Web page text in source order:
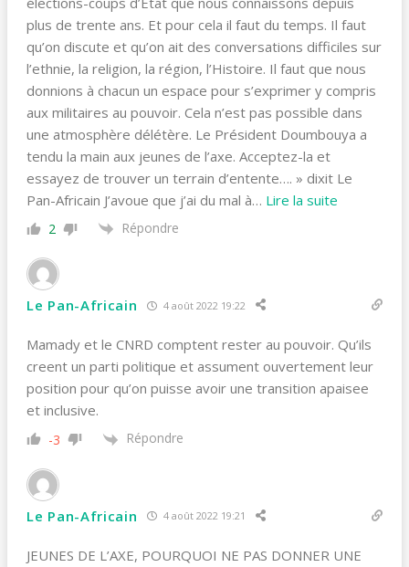
plus de trente ans. Et pour cela il faut du temps. Il faut
qu’on discute et qu’on ait des conversations difficiles sur
l’ethnie, la religion, la région, l’Histoire. Il faut que nous
donnions à chacun un espace pour s’exprimer y compris
aux militaires au pouvoir. Cela n’est pas possible dans
une atmosphère délétère. Le Président Doumbouya a
tendu la main aux jeunes de l’axe. Acceptez-la et
essayez de trouver un terrain d’entente…. » dixit Le
Pan-Africain J’avoue que j’ai du mal à… Lire la suite
2 Répondre
Le Pan-Africain 4 août 2022 19:22
Mamady et le CNRD comptent rester au pouvoir. Qu’ils
creent un parti politique et assument ouvertement leur
position pour qu’on puisse avoir une transition apaisee
et inclusive.
-3 Répondre
Le Pan-Africain 4 août 2022 19:21
JEUNES DE L’AXE, POURQUOI NE PAS DONNER UNE